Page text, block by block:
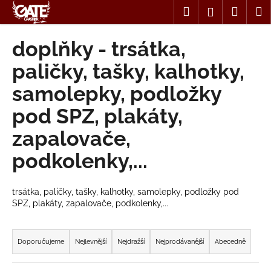
Přejít
obsah
HledatPřihlášení
doplňky - trsátka,
paličky, tašky, kalhotky,
samolepky, podložky
pod SPZ, plakáty,
zapalovače,
podkolenky,...
trsátka, paličky, tašky, kalhotky, samolepky, podložky pod
SPZ, plakáty, zapalovače, podkolenky,...
Ř
a
z
Doporučujeme Nejlevnější Nejdražší Nejprodávanější Abecedně
o
C
o
p
o
t
ř
e
b
u
j
e